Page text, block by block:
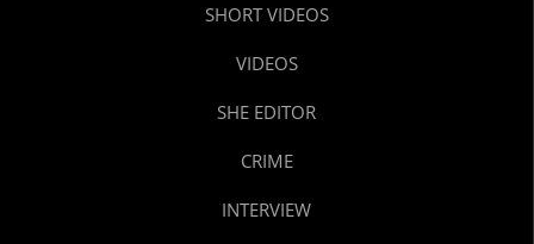
SHORT VIDEOS
VIDEOS
SHE EDITOR
CRIME
INTERVIEW